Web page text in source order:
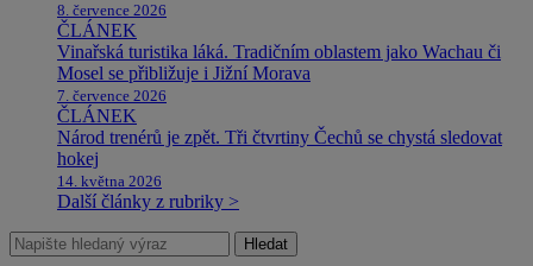
8. července 2026
ČLÁNEK
Vinařská turistika láká. Tradičním oblastem jako Wachau či
Mosel se přibližuje i Jižní Morava
7. července 2026
ČLÁNEK
Národ trenérů je zpět. Tři čtvrtiny Čechů se chystá sledovat
hokej
14. května 2026
Další články z rubriky >
Hledat